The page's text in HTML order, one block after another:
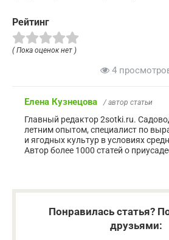
Рейтинг
( Пока оценок нет )
4
Елена Кузнецова / автор статьи
Главный редактор 2sotki.ru.
летним опытом, специалист по
и ягодных культур в условиях
Автор более 1000 статей о
Понравилась статья?
друзьями: